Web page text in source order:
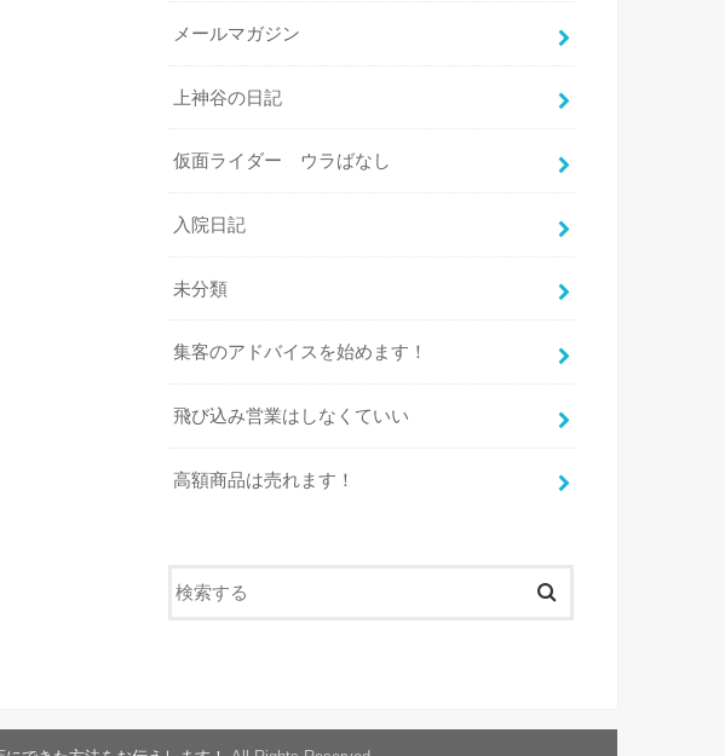
メールマガジン
上神谷の日記
仮面ライダー ウラばなし
入院日記
未分類
集客のアドバイスを始めます！
飛び込み営業はしなくていい
高額商品は売れます！